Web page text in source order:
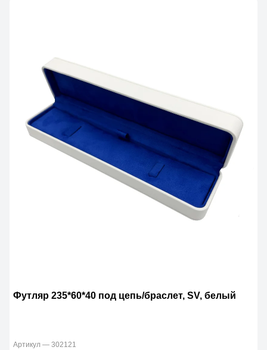
Футляр 235*60*40 под цепь/браслет, SV, белый
Артикул — 302121